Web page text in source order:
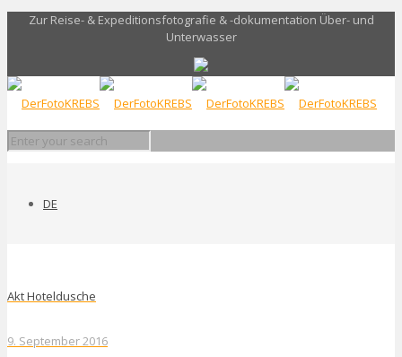
Zur Reise- & Expeditionsfotografie & -dokumentation Über- und
Unterwasser
DE
Akt Hoteldusche
9. September 2016